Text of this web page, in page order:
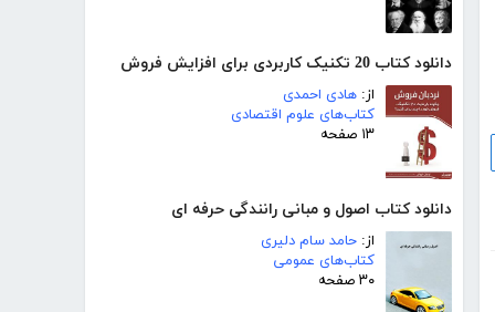
دانلود کتاب 20 تکنیک کاربردی برای افزایش فروش
از: هادی احمدی
کتاب‌های علوم اقتصادی
۱۳ صفحه
دانلود کتاب اصول و مبانی رانندگی حرفه ای
از: حامد سام دلیری
کتاب‌های عمومی
۳۰ صفحه